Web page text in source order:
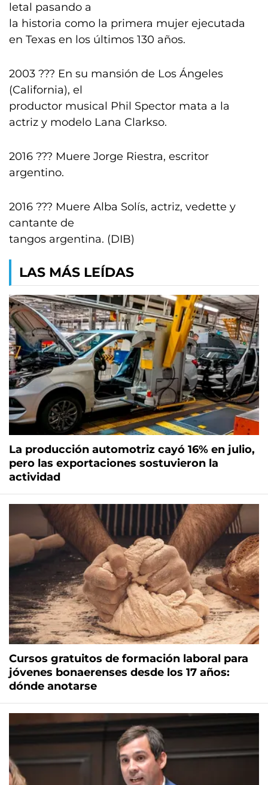
letal pasando a
la historia como la primera mujer ejecutada
en Texas en los últimos 130 años.
2003 ??? En su mansión de Los Ángeles
(California), el
productor musical Phil Spector mata a la
actriz y modelo Lana Clarkso.
2016 ??? Muere Jorge Riestra, escritor
argentino.
2016 ??? Muere Alba Solís, actriz, vedette y
cantante de
tangos argentina. (DIB)
LAS MÁS LEÍDAS
La producción automotriz cayó 16% en julio,
pero las exportaciones sostuvieron la
actividad
Cursos gratuitos de formación laboral para
jóvenes bonaerenses desde los 17 años:
dónde anotarse